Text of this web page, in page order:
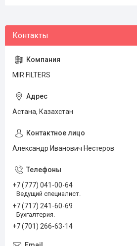
MIR FILTERS
Астана, Казахстан
Александр Иванович Нестеров
+7 (777) 041-00-64
Ведущий специалист.
+7 (717) 241-60-69
Бухгалтерия.
+7 (701) 266-63-14